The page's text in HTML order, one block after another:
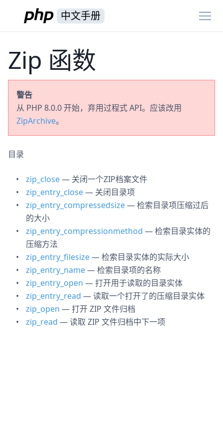
中文手册
Zip 函数
警告
从 PHP 8.0.0 开始，弃用过程式 API。应该改用
ZipArchive。
目录
zip_close— 关闭一个ZIP档案文件
zip_entry_close— 关闭目录项
zip_entry_compressedsize— 检索目录项压缩过后
的大小
zip_entry_compressionmethod — 检索目录实体的
压缩方法
zip_entry_filesize— 检索目录实体的实际大小
zip_entry_name— 检索目录项的名称
zip_entry_open — 打开用于读取的目录实体
zip_entry_read — 读取一个打开了的压缩目录实体
zip_open — 打开 ZIP 文件归档
zip_read — 读取 ZIP 文件归档中下一项